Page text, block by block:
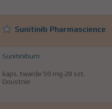
Sunitinib Pharmascience
Sunitinibum
kaps. twarde 50 mg 28 szt.
Doustnie